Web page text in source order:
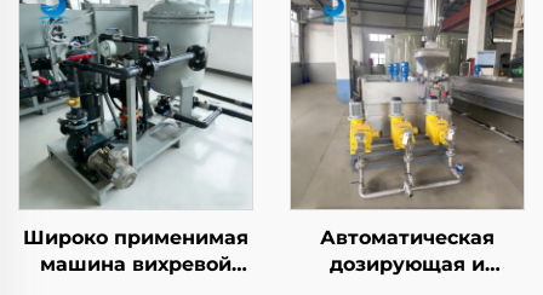
Широко применимая
машина вихревой
Автоматическая
дозирующая и